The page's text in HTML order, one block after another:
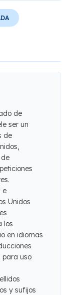
de
ser un
de
e
Unidos
los
en idiomas
para uso
y sufijos